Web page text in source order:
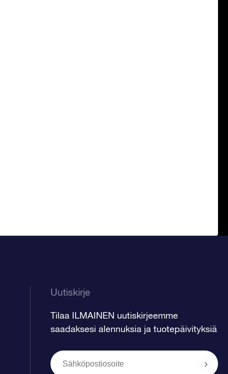
Uutiskirje
Tilaa ILMAINEN uutiskirjeemme
saadaksesi alennuksia ja tuotepäivityksiä